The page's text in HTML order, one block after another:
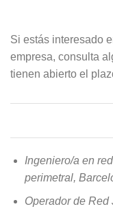
Si estás interesado
empresa, consulta
tienen abierto el
Ingeniero/a en
perimetral,
Operador de